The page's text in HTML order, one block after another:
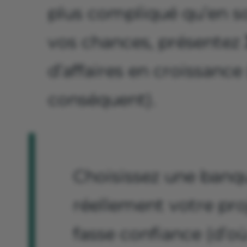
plus compliqué qu’en
vos chances, présentez
d’affaires en
conséquent).
Choisissez une
réellement votre
fasse confiance